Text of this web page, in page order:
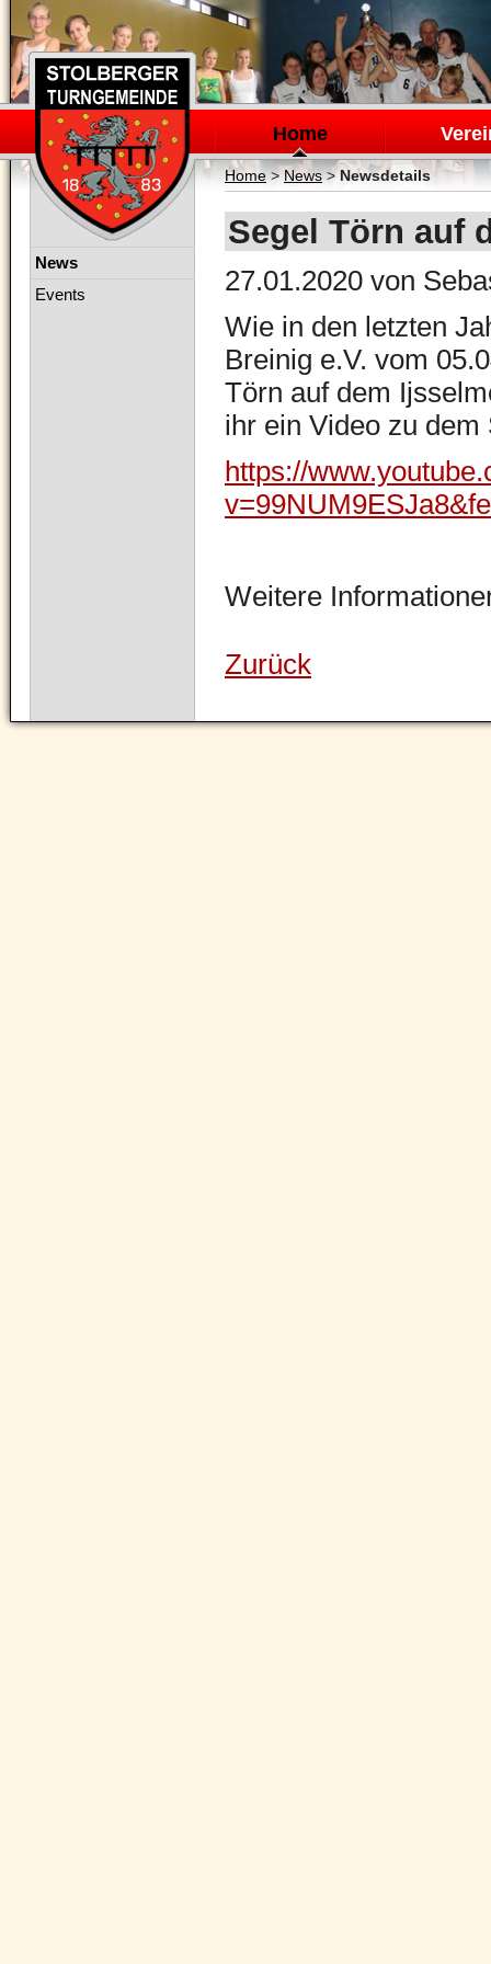
Navigation
überspringen
Home
Home> News>Newsdetails
Segel Törn auf
27.01.2020 von
Wie in den letzten
Breinig e.V. vom
Törn auf dem
ihr ein Video zu dem
https://
Weitere
Zurück
Navigation
News
Events
Navigation